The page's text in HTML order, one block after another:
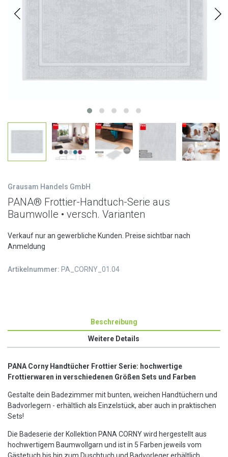
Grausam Handels GmbH
PANA® Frottier-Handtuch-Serie aus
Baumwolle • versch. Varianten
Verkauf nur an gewerbliche Kunden. Preise sichtbar nach
Anmeldung
Artikelnummer: PA_CORNY_01.04
Beschreibung
Weitere Details
PANA Corny Handtücher Frottier Serie: hochwertige
Frottierwaren in verschiedenen Größen Sets und Farben
Gestalte dein Badezimmer mit bunten, weichen Handtüchern und
Badvorlegern - erhältlich als Einzelstück, aber auch in praktischen
Sets!
Die Badeserie der Kollektion PANA CORNY wird hergestellt aus
hochwertigem Baumwollgarn und ist in 5 Farben jeweils vom